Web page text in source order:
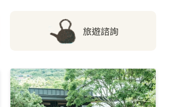
旅遊諮詢